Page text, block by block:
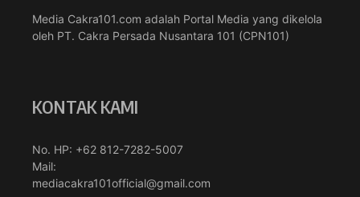
Media Cakra101.com adalah Portal Media yang dikelola
oleh PT. Cakra Persada Nusantara 101 (CPN101)
KONTAK KAMI
No. HP: +62 812-7282-5007
Mail:
mediacakra101official@gmail.com